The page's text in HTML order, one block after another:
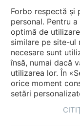
Forbo Movement
Alegeti ţara
Alegeţi-vã ţara
Forbo respectă și
personal. Pentru
optimă de
similare pe site-ul
necesare sunt
însă, numai dacă
utilizarea lor. În
orice moment
setări